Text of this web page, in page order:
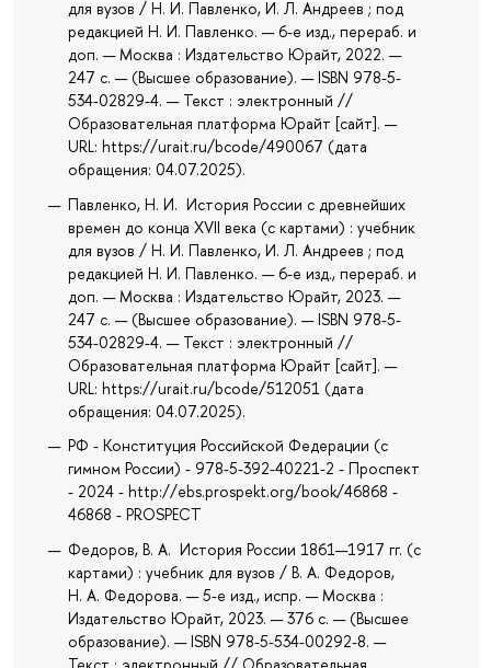
для вузов / Н. И. Павленко, И. Л. Андреев ; под
редакцией Н. И. Павленко. — 6-е изд., перераб. и
доп. — Москва : Издательство Юрайт, 2022. —
247 с. — (Высшее образование). — ISBN 978-5-
534-02829-4. — Текст : электронный //
Образовательная платформа Юрайт [сайт]. —
URL: https://urait.ru/bcode/490067 (дата
обращения: 04.07.2025).
Павленко, Н. И. История России с древнейших
времен до конца XVII века (с картами) : учебник
для вузов / Н. И. Павленко, И. Л. Андреев ; под
редакцией Н. И. Павленко. — 6-е изд., перераб. и
доп. — Москва : Издательство Юрайт, 2023. —
247 с. — (Высшее образование). — ISBN 978-5-
534-02829-4. — Текст : электронный //
Образовательная платформа Юрайт [сайт]. —
URL: https://urait.ru/bcode/512051 (дата
обращения: 04.07.2025).
РФ - Конституция Российской Федерации (с
гимном России) - 978-5-392-40221-2 - Проспект
- 2024 - http://ebs.prospekt.org/book/46868 -
46868 - PROSPECT
Федоров, В. А. История России 1861—1917 гг. (с
картами) : учебник для вузов / В. А. Федоров,
Н. А. Федорова. — 5-е изд., испр. — Москва :
Издательство Юрайт, 2023. — 376 с. — (Высшее
образование). — ISBN 978-5-534-00292-8. —
Текст : электронный // Образовательная